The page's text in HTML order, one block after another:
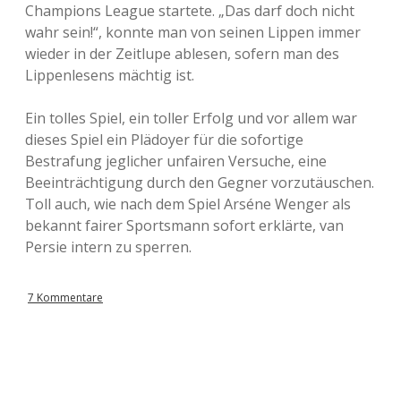
Champions League startete. „Das darf doch nicht
wahr sein!“, konnte man von seinen Lippen immer
wieder in der Zeitlupe ablesen, sofern man des
Lippenlesens mächtig ist.
Ein tolles Spiel, ein toller Erfolg und vor allem war
dieses Spiel ein Plädoyer für die sofortige
Bestrafung jeglicher unfairen Versuche, eine
Beeinträchtigung durch den Gegner vorzutäuschen.
Toll auch, wie nach dem Spiel Arséne Wenger als
bekannt fairer Sportsmann sofort erklärte, van
Persie intern zu sperren.
7 Kommentare